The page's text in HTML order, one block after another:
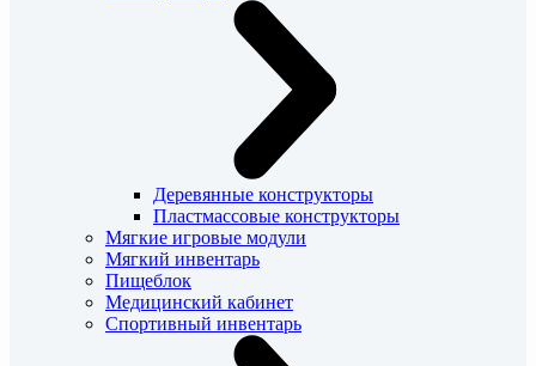
Деревянные конструкторы
Пластмассовые конструкторы
Мягкие игровые модули
Мягкий инвентарь
Пищеблок
Медицинский кабинет
Спортивный инвентарь